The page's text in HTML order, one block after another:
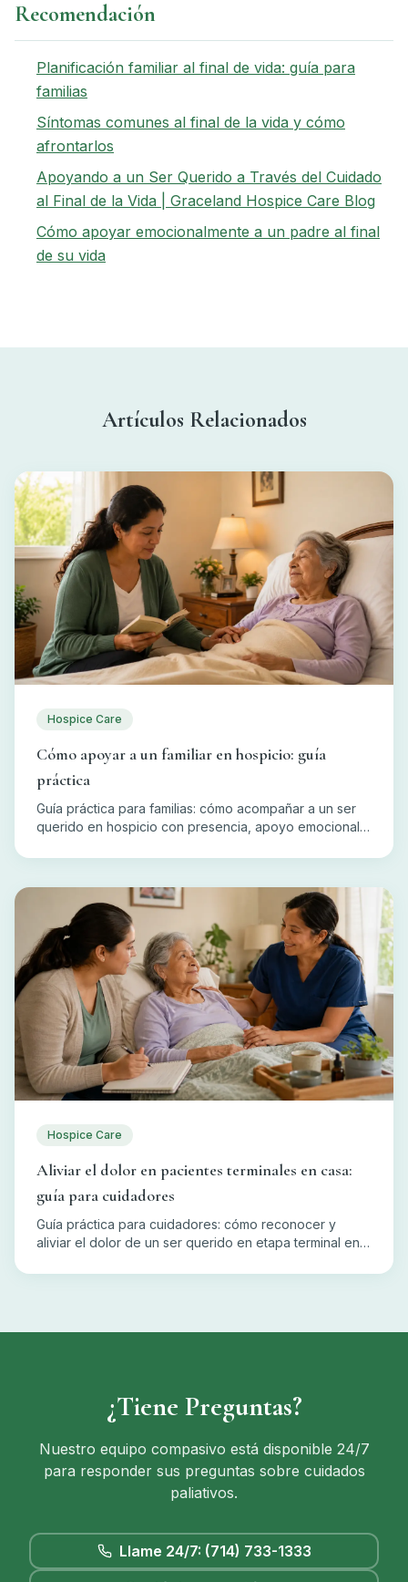
Recomendación
Planificación familiar al final de vida: guía para
familias
Síntomas comunes al final de la vida y cómo
afrontarlos
Apoyando a un Ser Querido a Través del Cuidado
al Final de la Vida | Graceland Hospice Care Blog
Cómo apoyar emocionalmente a un padre al final
de su vida
Artículos Relacionados
Hospice Care
Cómo apoyar a un familiar en hospicio: guía
práctica
Guía práctica para familias: cómo acompañar a un ser
querido en hospicio con presencia, apoyo emocional,
Hospice Care
Aliviar el dolor en pacientes terminales en casa:
guía para cuidadores
Guía práctica para cuidadores: cómo reconocer y
aliviar el dolor de un ser querido en etapa terminal en
¿Tiene Preguntas?
Nuestro equipo compasivo está disponible 24/7
para responder sus preguntas sobre cuidados
paliativos.
Llame 24/7: (714) 733-1333